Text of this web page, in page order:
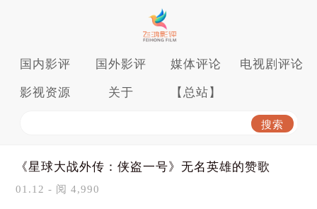
国内影评 国外影评 媒体评论 电视剧评论
影视资源 关于 【总站】
《星球大战外传：侠盗一号》无名英雄的赞歌
01.12 - 阅 4,990